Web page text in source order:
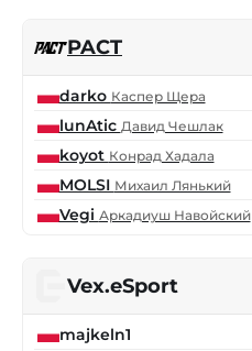
PACT
darko Каспер Щера
lunAtic Давид Чешлак
koyot Конрад Хадала
MOLSI Михаил Лянький
Vegi Аркадиуш Навойский
Vex.eSport
majkeln1